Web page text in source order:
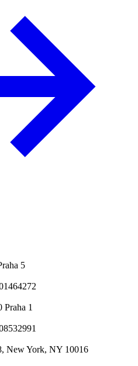
5
Praha 1
New York, NY 10016